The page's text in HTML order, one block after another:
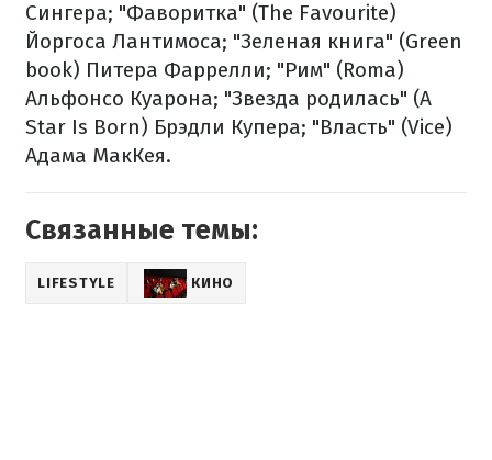
Сингера; "Фаворитка" (The Favourite)
Йоргоса Лантимоса; "Зеленая книга" (Green
book) Питера Фаррелли; "Рим" (Roma)
Альфонсо Куарона; "Звезда родилась" (A
Star Is Born) Брэдли Купера; "Власть" (Vice)
Адама МакКея.
Связанные темы:
LIFESTYLE КИНО